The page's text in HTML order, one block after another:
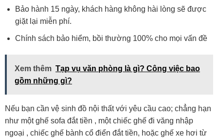
Bảo hành 15 ngày, khách hàng không hài lòng sẽ được
giặt lại miễn phí.
Chính sách bảo hiểm, bồi thường 100% cho mọi vấn đề
Xem thêm Tạp vụ văn phòng là gì? Công việc bao
gồm những gì?
Nếu bạn cần vệ sinh đồ nội thất với yêu cầu cao; chẳng hạn
như một ghế sofa đắt tiền , một chiếc ghế đi văng nhập
ngoại , chiếc ghế bành cổ điển đắt tiền, hoặc ghế xe hơi từ